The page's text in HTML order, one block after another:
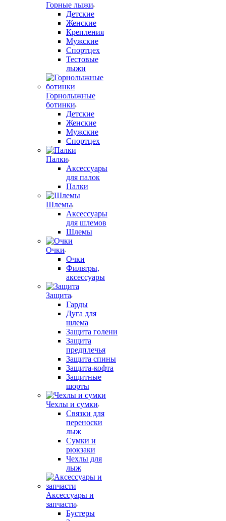
Горные лыжи
Детские
Женские
Крепления
Мужские
Спортцех
Тестовые
лыжи
Горнолыжные
ботинки
Детские
Женские
Мужские
Спортцех
Палки
Аксессуары
для палок
Палки
Шлемы
Аксессуары
для шлемов
Шлемы
Очки
Очки
Фильтры,
аксессуары
Защита
Гарды
Дуга для
шлема
Защита голени
Защита
предплечья
Защита спины
Защита-кофта
Защитные
шорты
Чехлы и сумки
Связки для
переноски
лыж
Сумки и
рюкзаки
Чехлы для
лыж
Аксессуары и
запчасти
Бустеры